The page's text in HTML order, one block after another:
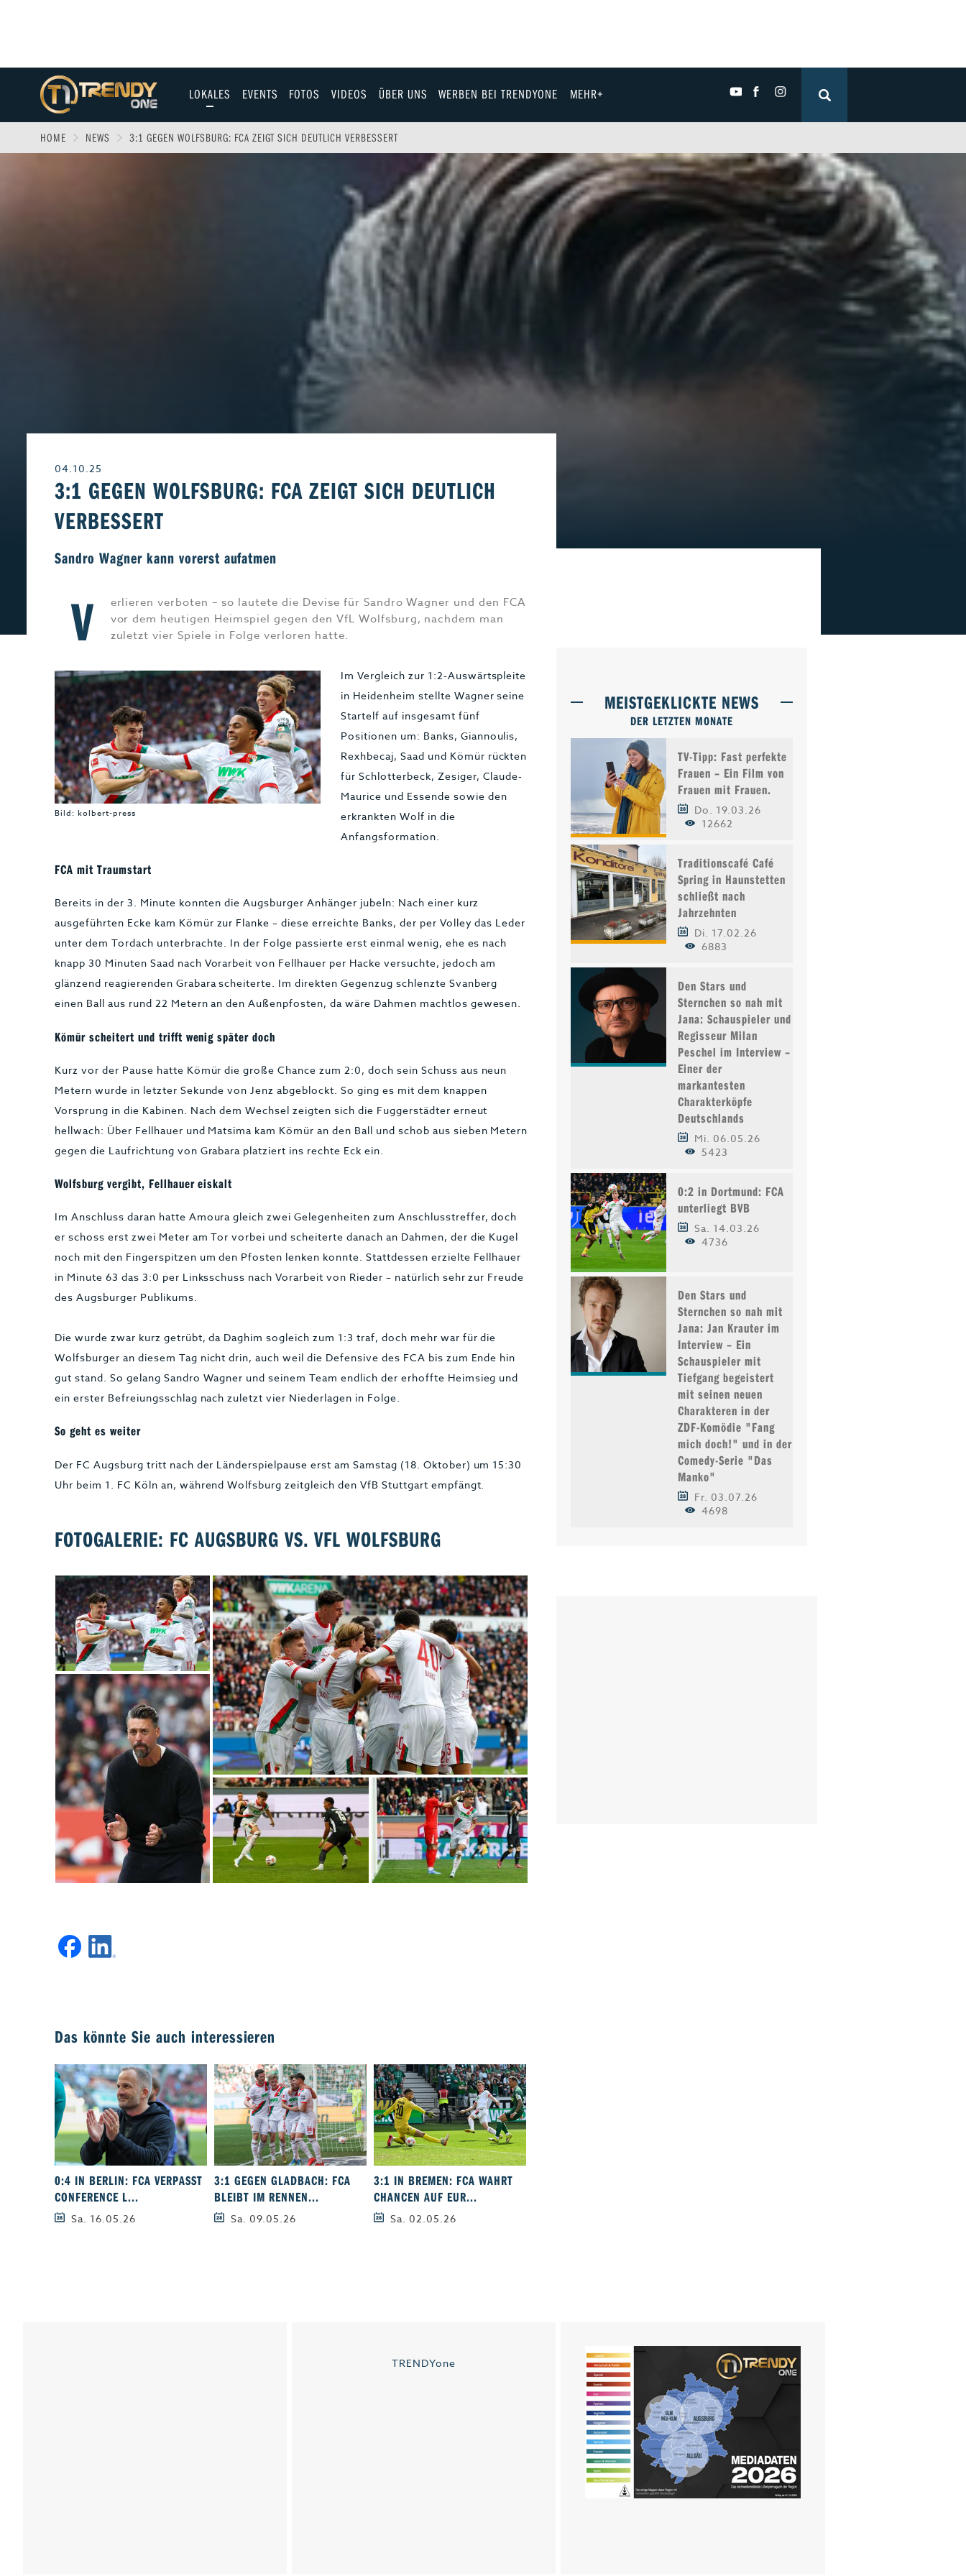
LOKALES
Allgäu
Augsburg
EVENTS FOTOS VIDEOS ÜBER UNS
Team
Jobs & Karriere
WERBEN BEI TRENDYONE MEHR+
Fitness & Gesundheit
Wirtschaft & Politik
Leben & Wohnen
Beruf & Karriere
Liebe & Leidenschaft
Fashion
Technik
Automobil
Gewinnspiele
Magazin E-Paper
Impressum
HOME NEWS 3:1 GEGEN WOLFSBURG: FCA ZEIGT SICH DEUTLICH VERBESSERT
04.10.25
3:1 GEGEN WOLFSBURG: FCA ZEIGT SICH DEUTLICH
VERBESSERT
Sandro Wagner kann vorerst aufatmen
V
erlieren verboten – so lautete die Devise für Sandro Wagner und den FCA
vor dem heutigen Heimspiel gegen den VfL Wolfsburg, nachdem man
zuletzt vier Spiele in Folge verloren hatte.
Bild: kolbert-press
Im Vergleich zur 1:2-Auswärtspleite
in Heidenheim stellte Wagner seine
Startelf auf insgesamt fünf
Positionen um: Banks, Giannoulis,
Rexhbecaj, Saad und Kömür rückten
für Schlotterbeck, Zesiger, Claude-
Maurice und Essende sowie den
erkrankten Wolf in die
Anfangsformation.
FCA mit Traumstart
Bereits in der 3. Minute konnten die Augsburger Anhänger jubeln: Nach einer kurz
ausgeführten Ecke kam Kömür zur Flanke – diese erreichte Banks, der per Volley das Leder
unter dem Tordach unterbrachte. In der Folge passierte erst einmal wenig, ehe es nach
knapp 30 Minuten Saad nach Vorarbeit von Fellhauer per Hacke versuchte, jedoch am
glänzend reagierenden Grabara scheiterte. Im direkten Gegenzug schlenzte Svanberg
einen Ball aus rund 22 Metern an den Außenpfosten, da wäre Dahmen machtlos gewesen.
Kömür scheitert und trifft wenig später doch
Kurz vor der Pause hatte Kömür die große Chance zum 2:0, doch sein Schuss aus neun
Metern wurde in letzter Sekunde von Jenz abgeblockt. So ging es mit dem knappen
Vorsprung in die Kabinen. Nach dem Wechsel zeigten sich die Fuggerstädter erneut
hellwach: Über Fellhauer und Matsima kam Kömür an den Ball und schob aus sieben Metern
gegen die Laufrichtung von Grabara platziert ins rechte Eck ein.
Wolfsburg vergibt, Fellhauer eiskalt
Im Anschluss daran hatte Amoura gleich zwei Gelegenheiten zum Anschlusstreffer, doch
er schoss erst zwei Meter am Tor vorbei und scheiterte danach an Dahmen, der die Kugel
noch mit den Fingerspitzen um den Pfosten lenken konnte. Stattdessen erzielte Fellhauer
in Minute 63 das 3:0 per Linksschuss nach Vorarbeit von Rieder – natürlich sehr zur Freude
des Augsburger Publikums.
Die wurde zwar kurz getrübt, da Daghim sogleich zum 1:3 traf, doch mehr war für die
Wolfsburger an diesem Tag nicht drin, auch weil die Defensive des FCA bis zum Ende hin
gut stand. So gelang Sandro Wagner und seinem Team endlich der erhoffte Heimsieg und
ein erster Befreiungsschlag nach zuletzt vier Niederlagen in Folge.
So geht es weiter
Der FC Augsburg tritt nach der Länderspielpause erst am Samstag (18. Oktober) um 15:30
Uhr beim 1. FC Köln an, während Wolfsburg zeitgleich den VfB Stuttgart empfängt.
FOTOGALERIE: FC AUGSBURG VS. VFL WOLFSBURG
Das könnte Sie auch interessieren
0:4 IN BERLIN: FCA VERPASST
CONFERENCE L...
Sa. 16.05.26
3:1 GEGEN GLADBACH: FCA
BLEIBT IM RENNEN...
Sa. 09.05.26
3:1 IN BREMEN: FCA WAHRT
CHANCEN AUF EUR...
Sa. 02.05.26
MEISTGEKLICKTE NEWS
DER LETZTEN MONATE
TV-Tipp: Fast perfekte
Frauen – Ein Film von
Frauen mit Frauen.
Do. 19.03.26
12662
Traditionscafé Café
Spring in Haunstetten
schließt nach
Jahrzehnten
Di. 17.02.26
6883
Den Stars und
Sternchen so nah mit
Jana: Schauspieler und
Regisseur Milan
Peschel im Interview –
Einer der
markantesten
Charakterköpfe
Deutschlands
Mi. 06.05.26
5423
0:2 in Dortmund: FCA
unterliegt BVB
Sa. 14.03.26
4736
Den Stars und
Sternchen so nah mit
Jana: Jan Krauter im
Interview – Ein
Schauspieler mit
Tiefgang begeistert
mit seinen neuen
Charakteren in der
ZDF-Komödie "Fang
mich doch!" und in der
Comedy-Serie "Das
Manko"
Fr. 03.07.26
4698
TRENDYone